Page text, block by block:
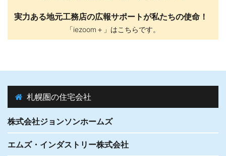
実力ある地元工務店の広報サポートが私たちの使命！
「iezoom＋」はこちらです。
札幌圏の住宅会社
株式会社ジョンソンホームズ
エムズ・インダストリー株式会社